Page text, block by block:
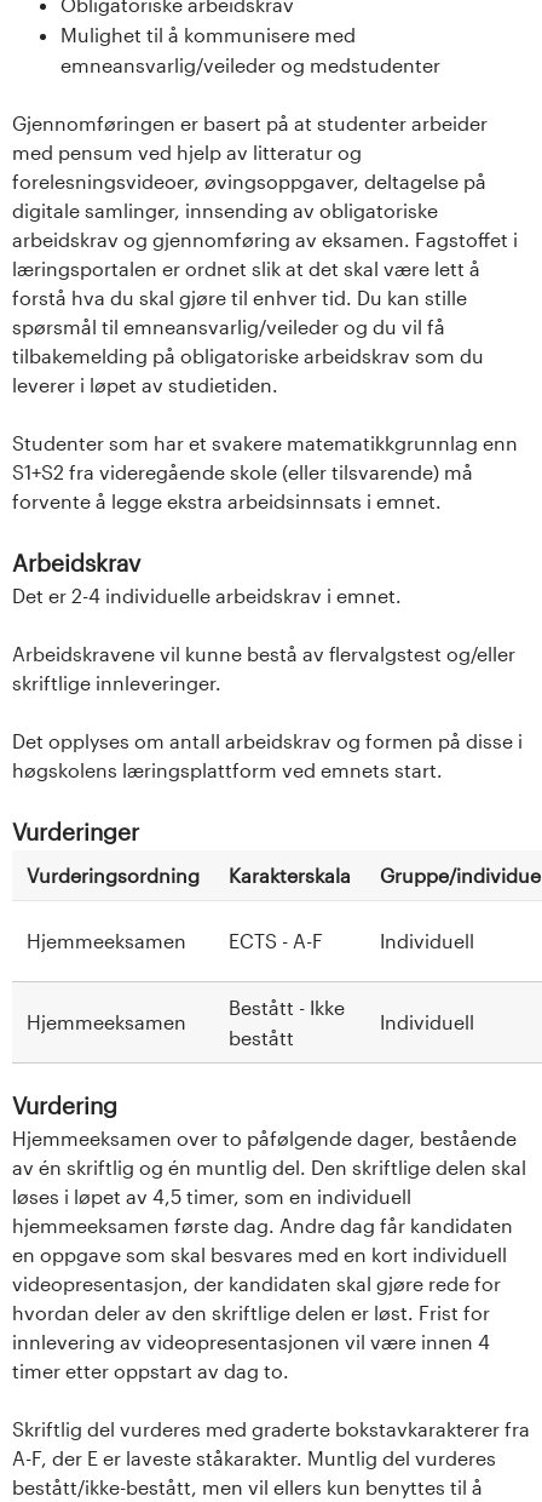
Mulighet til å kommunisere med
emneansvarlig/veileder og medstudenter
Gjennomføringen er basert på at studenter arbeider
med pensum ved hjelp av litteratur og
forelesningsvideoer, øvingsoppgaver, deltagelse på
digitale samlinger, innsending av obligatoriske
arbeidskrav og gjennomføring av eksamen. Fagstoffet i
læringsportalen er ordnet slik at det skal være lett å
forstå hva du skal gjøre til enhver tid. Du kan stille
spørsmål til emneansvarlig/veileder og du vil få
tilbakemelding på obligatoriske arbeidskrav som du
leverer i løpet av studietiden.
Studenter som har et svakere matematikkgrunnlag enn
S1+S2 fra videregående skole (eller tilsvarende) må
forvente å legge ekstra arbeidsinnsats i emnet.
Arbeidskrav
Det er 2-4 individuelle arbeidskrav i emnet.
Arbeidskravene vil kunne bestå av flervalgstest og/eller
skriftlige innleveringer.
Det opplyses om antall arbeidskrav og formen på disse i
høgskolens læringsplattform ved emnets start.
Vurderinger
Vurderingsordning Karakterskala Gruppe/
Hjemmeeksamen ECTS - A-F Individuell
Hjemmeeksamen
Bestått - Ikke
bestått
Individuell
Vurdering
Hjemmeeksamen over to påfølgende dager, bestående
av én skriftlig og én muntlig del. Den skriftlige delen skal
løses i løpet av 4,5 timer, som en individuell
hjemmeeksamen første dag. Andre dag får kandidaten
en oppgave som skal besvares med en kort individuell
videopresentasjon, der kandidaten skal gjøre rede for
hvordan deler av den skriftlige delen er løst. Frist for
innlevering av videopresentasjonen vil være innen 4
timer etter oppstart av dag to.
Skriftlig del vurderes med graderte bokstavkarakterer fra
A-F, der E er laveste ståkarakter. Muntlig del vurderes
bestått/ikke-bestått, men vil ellers kun benyttes til å